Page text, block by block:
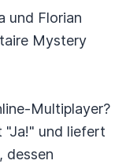
und Florian
Mystery
Multiplayer?
"Ja!" und liefert
dessen